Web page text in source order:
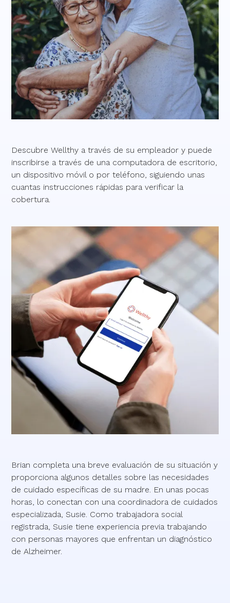
Descubre Wellthy a través de su empleador y puede
inscribirse a través de una computadora de escritorio,
un dispositivo móvil o por teléfono, siguiendo unas
cuantas instrucciones rápidas para verificar la
cobertura.
Brian completa una breve evaluación de su situación y
proporciona algunos detalles sobre las necesidades
de cuidado específicas de su madre. En unas pocas
horas, lo conectan con una coordinadora de cuidados
especializada, Susie. Como trabajadora social
registrada, Susie tiene experiencia previa trabajando
con personas mayores que enfrentan un diagnóstico
de Alzheimer.